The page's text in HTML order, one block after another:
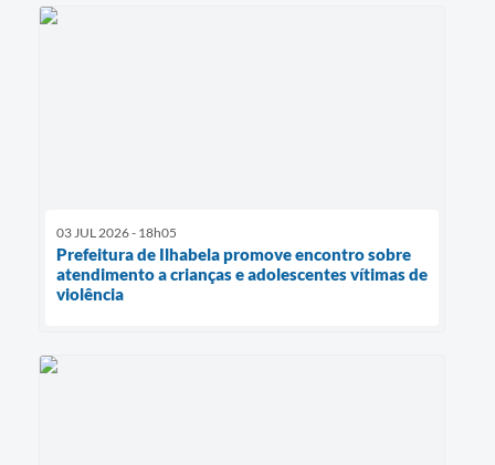
03 JUL 2026 - 18h05
Prefeitura de Ilhabela promove encontro sobre
atendimento a crianças e adolescentes vítimas de
violência